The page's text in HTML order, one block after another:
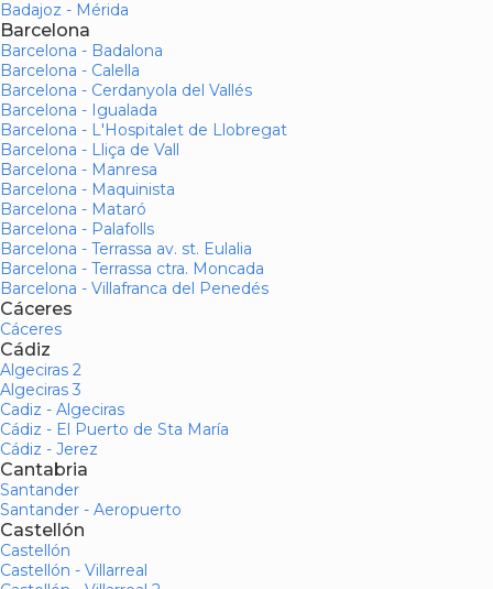
Badajoz - Mérida
Barcelona
Barcelona - Badalona
Barcelona - Calella
Barcelona - Cerdanyola del Vallés
Barcelona - Igualada
Barcelona - L'Hospitalet de Llobregat
Barcelona - Lliça de Vall
Barcelona - Manresa
Barcelona - Maquinista
Barcelona - Mataró
Barcelona - Palafolls
Barcelona - Terrassa av. st. Eulalia
Barcelona - Terrassa ctra. Moncada
Barcelona - Villafranca del Penedés
Cáceres
Cáceres
Cádiz
Algeciras 2
Algeciras 3
Cadiz - Algeciras
Cádiz - El Puerto de Sta María
Cádiz - Jerez
Cantabria
Santander
Santander - Aeropuerto
Castellón
Castellón
Castellón - Villarreal